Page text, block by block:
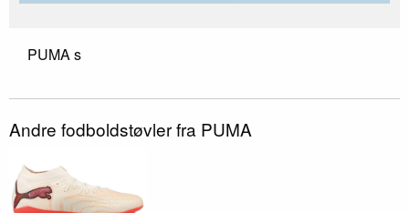
PUMA s
Andre fodboldstøvler fra PUMA